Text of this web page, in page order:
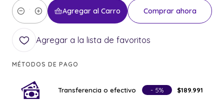
Cantidad
Agregar al Carro Comprar ahora
Agregar a la lista de favoritos
MÉTODOS DE PAGO
Transferencia o efectivo - 5% $189.991